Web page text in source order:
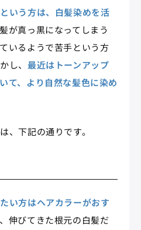
いう方は、白髪染めを活
髪が真っ黒になってしまう
いるようで苦手という方
し、 最近はトーンアップ
て、より自然な髪色に染め
、下記の通りです。
い方はヘアカラーがおす
伸びてきた根元の白髪だ